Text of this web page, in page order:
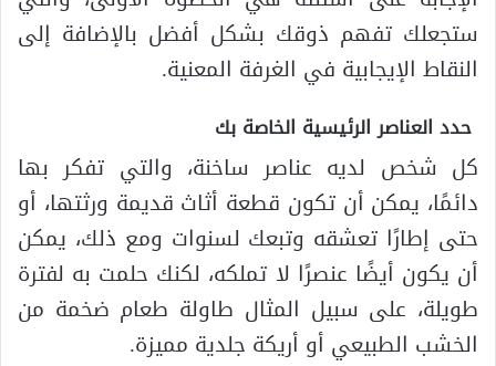
ستجعلك تفهم ذوقك بشكل أفضل بالإضافة إلى
النقاط الإيجابية في الغرفة المعنية.
حدد العناصر الرئيسية الخاصة بك
كل شخص لديه عناصر ساخنة، والتي تفكر بها
دائمًا، يمكن أن تكون قطعة أثاث قديمة ورثتها، أو
حتى إطارًا تعشقه وتبعك لسنوات ومع ذلك، يمكن
أن يكون أيضًا عنصرًا لا تملكه، لكنك حلمت به لفترة
طويلة، على سبيل المثال طاولة طعام ضخمة من
الخشب الطبيعي أو أريكة جلدية مميزة.